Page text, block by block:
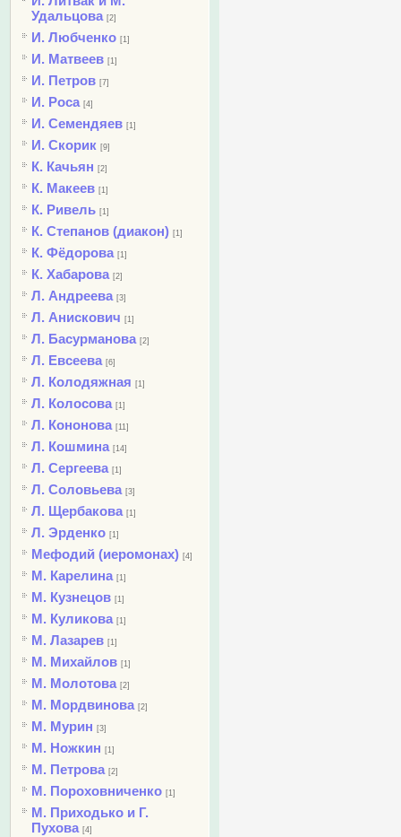
Удальцова [2]
И. Любченко [1]
И. Матвеев [1]
И. Петров [7]
И. Роса [4]
И. Семендяев [1]
И. Скорик [9]
К. Качьян [2]
К. Макеев [1]
К. Ривель [1]
К. Степанов (диакон) [1]
К. Фёдорова [1]
К. Хабарова [2]
Л. Андреева [3]
Л. Анискович [1]
Л. Басурманова [2]
Л. Евсеева [6]
Л. Колодяжная [1]
Л. Колосова [1]
Л. Кононова [11]
Л. Кошмина [14]
Л. Сергеева [1]
Л. Соловьева [3]
Л. Щербакова [1]
Л. Эрденко [1]
Мефодий (иеромонах) [4]
М. Карелина [1]
М. Кузнецов [1]
М. Куликова [1]
М. Лазарев [1]
М. Михайлов [1]
М. Молотова [2]
М. Мордвинова [2]
М. Мурин [3]
М. Ножкин [1]
М. Петрова [2]
М. Пороховниченко [1]
М. Приходько и Г.
Пухова [4]